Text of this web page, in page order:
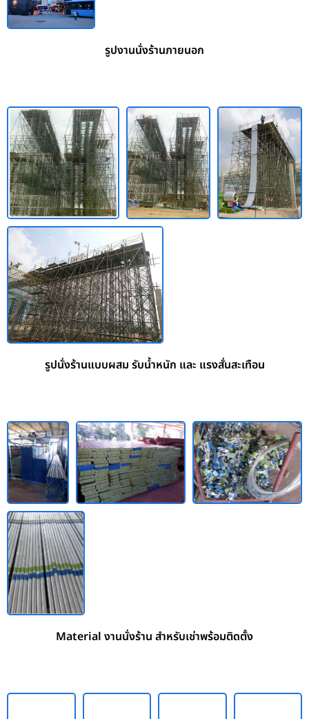
รูปงานนั่งร้านภายนอก
รูปนั่งร้านแบบผสม รับน้ำหนัก และ แรงสั่นสะเทือน
Material งานนั่งร้าน สำหรับเช่าพร้อมติดตั้ง